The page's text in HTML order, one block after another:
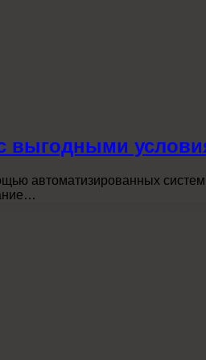
выгодными
автоматизированных